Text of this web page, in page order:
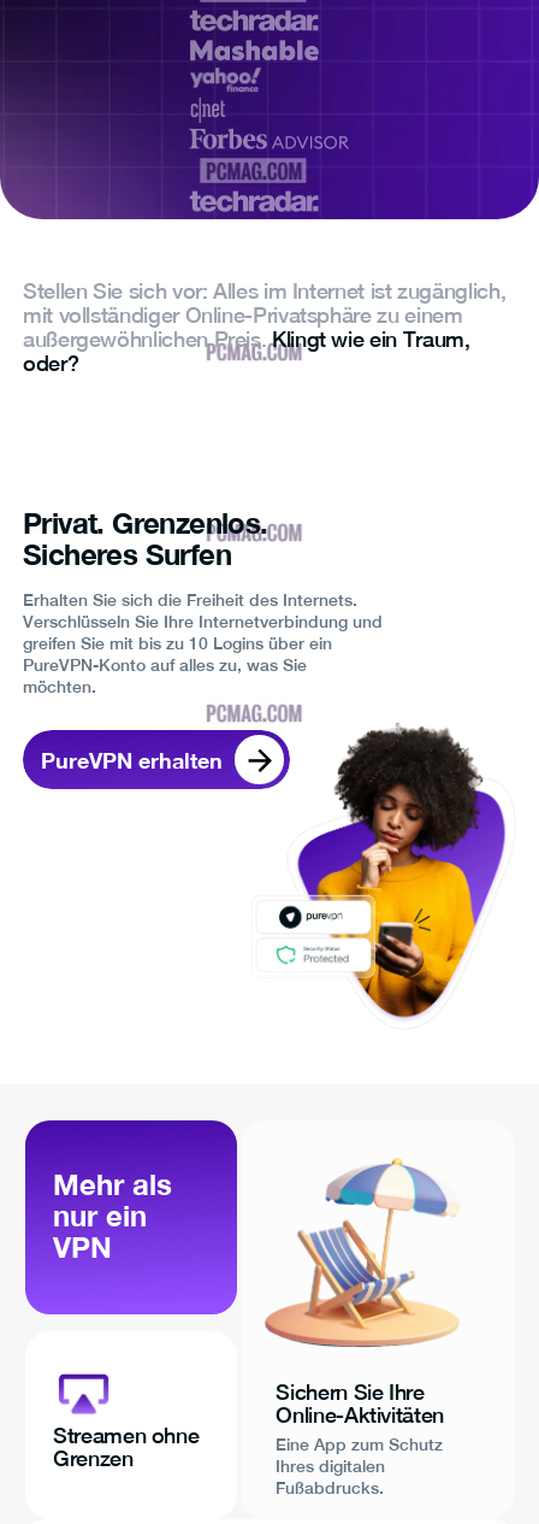
Stellen Sie sich vor: Alles im Internet ist zugänglich,
mit vollständiger Online-Privatsphäre zu einem
außergewöhnlichen Preis. Klingt wie ein Traum,
oder?
Privat. Grenzenlos.
Sicheres Surfen
Erhalten Sie sich die Freiheit des Internets.
Verschlüsseln Sie Ihre Internetverbindung und
greifen Sie mit bis zu 10 Logins über ein
PureVPN-Konto auf alles zu, was Sie
möchten.
PureVPN erhalten
Mehr als
nur ein
VPN
Streamen ohne
Grenzen
Sichern Sie Ihre
Online-Aktivitäten
Eine App zum Schutz
Ihres digitalen
Fußabdrucks.